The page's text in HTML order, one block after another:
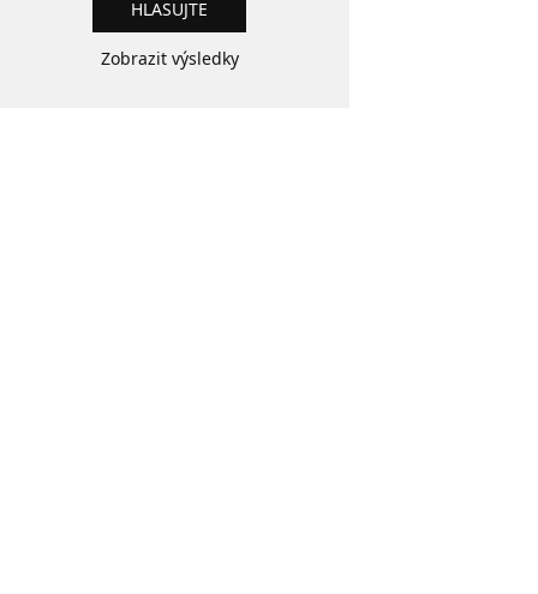
Zobrazit výsledky